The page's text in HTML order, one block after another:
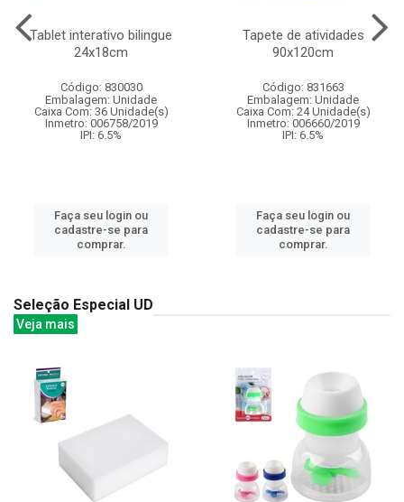
Tablet interativo bilingue
24x18cm
Código: 830030
Embalagem: Unidade
Caixa Com: 36 Unidade(s)
Inmetro: 006758/2019
IPI: 6.5%
Faça seu login ou
cadastre-se para
comprar.
Tapete de atividades
90x120cm
Código: 831663
Embalagem: Unidade
Caixa Com: 24 Unidade(s)
Inmetro: 006660/2019
IPI: 6.5%
Faça seu login ou
cadastre-se para
comprar.
Seleção Especial UD
Veja mais